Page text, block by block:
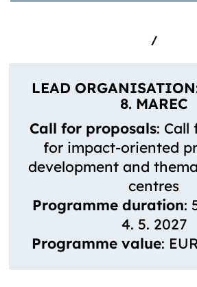
/
LEAD ORGANISATION
8. MAREC
Call for proposals: Call
for impact-oriented
development and
centres
Programme duration:
4. 5. 2027
Programme value: